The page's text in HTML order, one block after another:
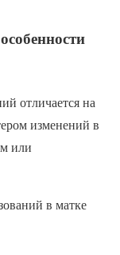
отличается на
изменений в
или
в матке